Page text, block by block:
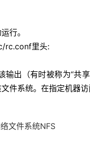
行。
rc.conf里头:
出（有时被称为“共
件系统。在指定机器
文件系统NFS